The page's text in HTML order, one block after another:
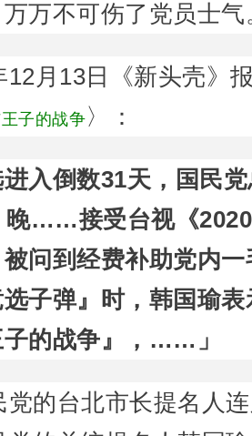
万不可伤了党员士气
12月13日《新头壳》
子的战争 〉：
进入倒数31天，国民
晚……接受台视《
问到经费补助党内
子弹』时，韩国瑜
子的战争』，……」
党的台北市长提名人